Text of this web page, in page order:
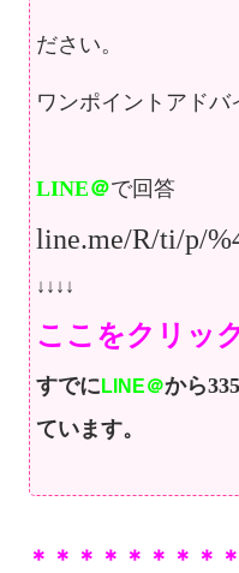
ださい。
ワンポイントアドバ
LINE＠で回答
line.me/R/ti/p/
↓↓↓↓
ここをクリッ
すでに LINE＠から
ています。
＊＊＊＊＊＊＊＊＊